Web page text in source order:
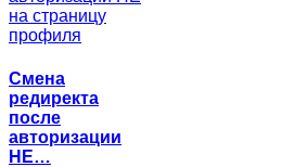
Смена
редиректа
после
авторизации
НЕ…